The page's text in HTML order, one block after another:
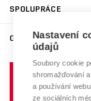
Brno
Celoživotní vzdělávání
E-přihláška
Harmonogram
Závěrečné práce
Doktorské studium
Zpracování osobních
Sociální bezpečí
Studium bez bariér
Podpora podnikání
Mezinárodní vědecká
Systém zajišťování
Výzkumné infrastruktury
Transfer znalostí
SPOLUPRÁCE
Firemní spolupráce
Zahraniční spolupráce
Spolupráce se školami
Služby univerzity
Mezinárodní dohody
O UNIVERZITĚ
Profil univerzity
Udržitelná univerzita
Podnikavá univerzita /
Nastavení
údajů
Soubory cookie
shromažďování
a používání
ze sociálních